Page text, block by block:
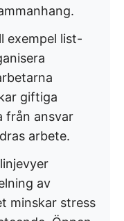
exempel list-
giftiga
från ansvar
arbete.
av
minskar stress